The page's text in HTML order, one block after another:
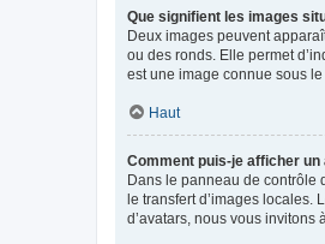
Que signifient les images
Deux images peuvent
ou des ronds. Elle permet
est une image connue sous
Haut
Comment puis-je afficher un
Dans le panneau de contrôle
le transfert d’images locales.
d’avatars, nous vous invitons